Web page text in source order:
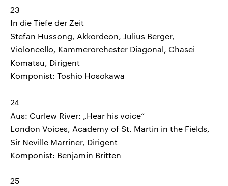
23
In die Tiefe der Zeit
Stefan Hussong, Akkordeon, Julius Berger,
Violoncello, Kammerorchester Diagonal, Chasei
Komatsu, Dirigent
Komponist: Toshio Hosokawa
24
Aus: Curlew River: „Hear his voice“
London Voices, Academy of St. Martin in the Fields,
Sir Neville Marriner, Dirigent
Komponist: Benjamin Britten
25